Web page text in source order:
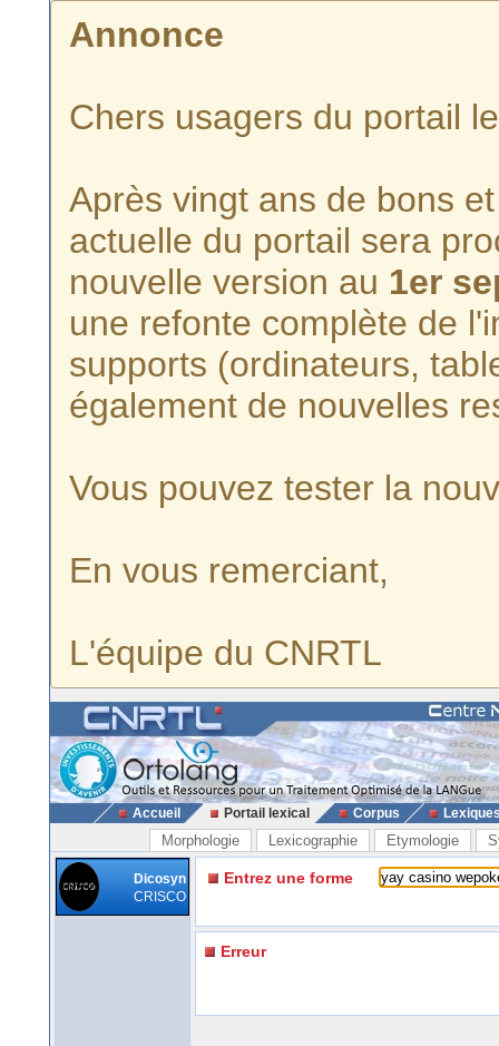
Annonce
Chers usagers du portail
Après vingt ans de bons
actuelle du portail sera
nouvelle version au 1er
une refonte complète de
supports (ordinateurs,
également de nouvelles
Vous pouvez tester la
En vous remerciant,
L'équipe du CNRTL
Accueil Portail lexical Corpus
Morphologie Lexicographie Etymologie
Dicosyn
CRISCO
Entrez une forme
Erreur